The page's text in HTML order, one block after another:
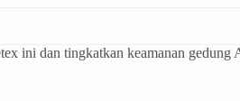
ini dan tingkatkan keamanan gedung